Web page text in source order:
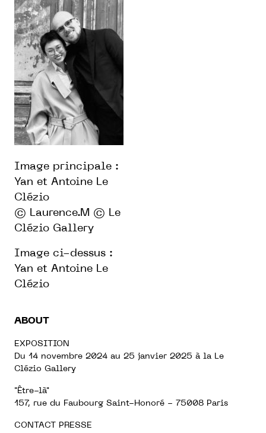
Image principale :
Yan et Antoine Le
Clézio
© Laurence.M © Le
Clézio Gallery
Image ci-dessus :
Yan et Antoine Le
Clézio
ABOUT
EXPOSITION
Du 14 novembre 2024 au 25 janvier 2025 à la Le
Clézio Gallery
"Être-là"
157, rue du Faubourg Saint-Honoré - 75008 Paris
CONTACT PRESSE